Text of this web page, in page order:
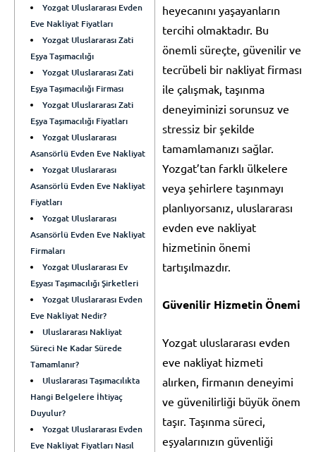
Yozgat Uluslararası Evden
Eve Nakliyat Fiyatları
Yozgat Uluslararası Zati
Eşya Taşımacılığı
Yozgat Uluslararası Zati
Eşya Taşımacılığı Firması
Yozgat Uluslararası Zati
Eşya Taşımacılığı Fiyatları
Yozgat Uluslararası
Asansörlü Evden Eve Nakliyat
Yozgat Uluslararası
Asansörlü Evden Eve Nakliyat
Fiyatları
Yozgat Uluslararası
Asansörlü Evden Eve Nakliyat
Firmaları
Yozgat Uluslararası Ev
Eşyası Taşımacılığı Şirketleri
Yozgat Uluslararası Evden
Eve Nakliyat Nedir?
Uluslararası Nakliyat
Süreci Ne Kadar Sürede
Tamamlanır?
Uluslararası Taşımacılıkta
Hangi Belgelere İhtiyaç
Duyulur?
Yozgat Uluslararası Evden
Eve Nakliyat Fiyatları Nasıl
heyecanını yaşayanların
tercihi olmaktadır. Bu
önemli süreçte, güvenilir ve
tecrübeli bir nakliyat firması
ile çalışmak, taşınma
deneyiminizi sorunsuz ve
stressiz bir şekilde
tamamlamanızı sağlar.
Yozgat’tan farklı ülkelere
veya şehirlere taşınmayı
planlıyorsanız, uluslararası
evden eve nakliyat
hizmetinin önemi
tartışılmazdır.
Güvenilir Hizmetin Önemi
Yozgat uluslararası evden
eve nakliyat hizmeti
alırken, firmanın deneyimi
ve güvenilirliği büyük önem
taşır. Taşınma süreci,
eşyalarınızın güvenliği